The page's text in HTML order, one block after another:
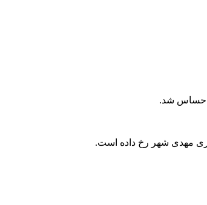
احساس شد.